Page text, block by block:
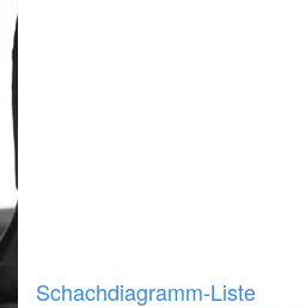
Schachdiagramm-Liste